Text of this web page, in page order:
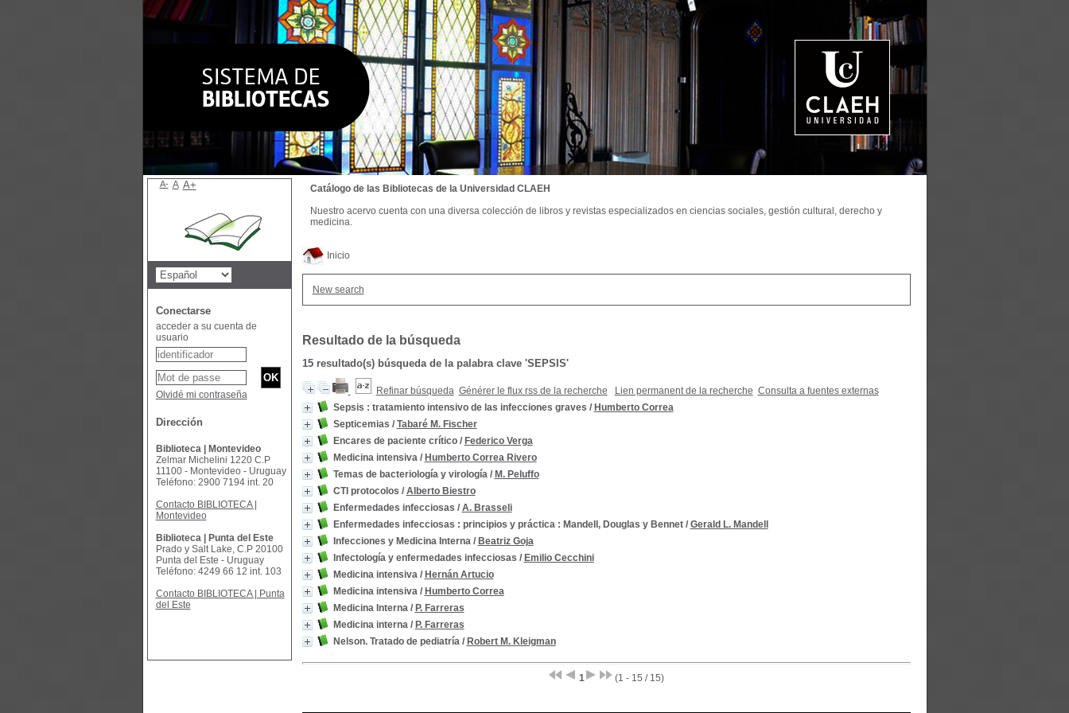
Inicio
New search
Resultado de la búsqueda
15 resultado(s) búsqueda de la palabra clave 'SEPSIS'
Refinar búsqueda Générer le flux rss de la recherche Lien permanent de la recherche Consulta a fuentes externas
Sepsis : tratamiento intensivo de las infecciones graves / Humberto Correa
Septicemias / Tabaré M. Fischer
Encares de paciente crítico/ Federico Verga
Medicina intensiva/ Humberto Correa Rivero
Temas de bacteriología y virología/ M. Peluffo
CTI protocolos / Alberto Biestro
Enfermedades infecciosas / A. Brasseli
Enfermedades infecciosas : principios y práctica : Mandell, Douglas y Bennet/ Gerald L. Mandell
Infecciones y Medicina Interna/ Beatriz Goja
Infectología y enfermedades infecciosas / Emilio Cecchini
Medicina intensiva/ Hernán Artucio
Medicina intensiva/ Humberto Correa
Medicina Interna/ P. Farreras
Medicina interna/ P. Farreras
Nelson. Tratado de pediatría/ Robert M. Kleigman
1 (1 - 15 / 15)
Catálogo de las Bibliotecas de la Universidad CLAEH
Nuestro acervo cuenta con una diversa colección de libros y revistas especializados en ciencias sociales, gestión cultural, derecho y
medicina.
A- A A+
Conectarse
acceder a su cuenta de
usuario
Olvidé mi contraseña
Dirección
Biblioteca | Montevideo
Zelmar Michelini 1220 C.P
11100 - Montevideo - Uruguay
Teléfono: 2900 7194 int. 20
Contacto BIBLIOTECA |
Montevideo
Biblioteca | Punta del Este
Prado y Salt Lake, C.P 20100
Punta del Este - Uruguay
Teléfono: 4249 66 12 int. 103
Contacto BIBLIOTECA | Punta
del Este